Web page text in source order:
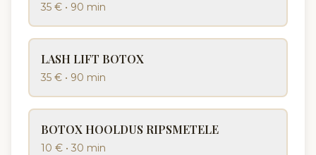
35 € • 90 min
LASH LIFT BOTOX
35 € • 90 min
BOTOX HOOLDUS RIPSMETELE
10 € • 30 min